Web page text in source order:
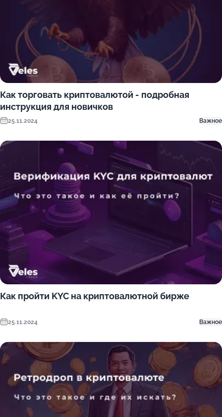
Как торговать криптовалютой - подробная
инструкция для новичков
25.11.2024 Важное
Как пройти KYC на криптовалютной бирже
25.11.2024 Важное